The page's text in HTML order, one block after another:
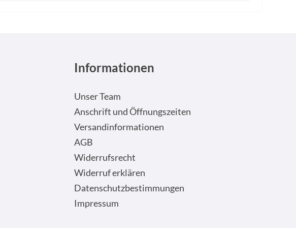
Informationen
Unser Team
Anschrift und Öffnungszeiten
Versandinformationen
AGB
Widerrufsrecht
Widerruf erklären
Datenschutzbestimmungen
Impressum